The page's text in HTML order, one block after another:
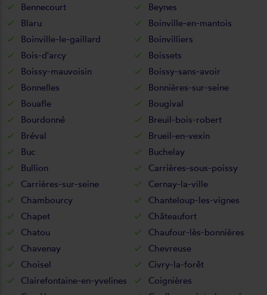
Bennecourt
Beynes
Blaru
Boinville-en-mantois
Boinville-le-gaillard
Boinvilliers
Bois-d'arcy
Boissets
Boissy-mauvoisin
Boissy-sans-avoir
Bonnelles
Bonnières-sur-seine
Bouafle
Bougival
Bourdonné
Breuil-bois-robert
Bréval
Brueil-en-vexin
Buc
Buchelay
Bullion
Carrières-sous-poissy
Carrières-sur-seine
Cernay-la-ville
Chambourcy
Chanteloup-les-vignes
Chapet
Châteaufort
Chatou
Chaufour-lès-bonnières
Chavenay
Chevreuse
Choisel
Civry-la-forêt
Clairefontaine-en-yvelines
Coignières